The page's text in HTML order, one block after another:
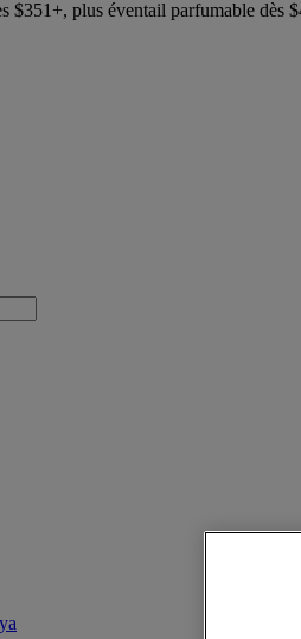
$351+, plus éventail parfumable dès